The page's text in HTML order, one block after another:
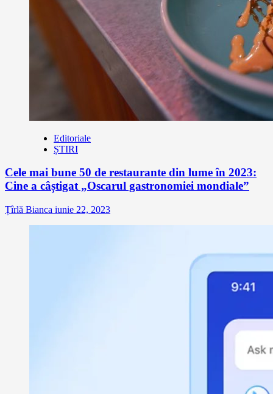
Editoriale
ȘTIRI
Cele mai bune 50 de restaurante din lume în 2023:
Cine a câștigat „Oscarul gastronomiei mondiale”
Țîrlă Bianca iunie 22, 2023